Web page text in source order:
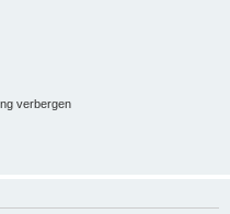
verbergen